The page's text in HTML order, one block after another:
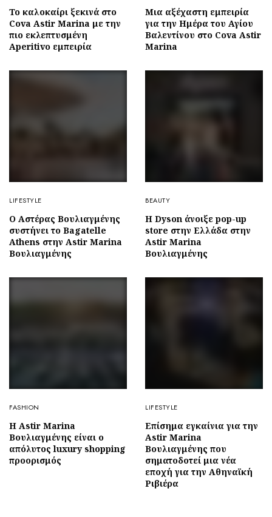
To καλοκαίρι ξεκινά στο
Cova Astir Marina με την
πιο εκλεπτυσμένη
Aperitivo εμπειρία
Μια αξέχαστη εμπειρία
για την Ημέρα του Αγίου
Βαλεντίνου στο Cova Astir
Marina
LIFESTYLE
Ο Αστέρας Βουλιαγμένης
συστήνει το Bagatelle
Athens στην Astir Marina
Βουλιαγμένης
BEAUTY
Η Dyson άνοιξε pop-up
store στην Ελλάδα στην
Astir Marina
Bουλιαγμένης
FASHION
Η Astir Marina
Βουλιαγμένης είναι ο
απόλυτος luxury shopping
προορισμός
LIFESTYLE
Επίσημα εγκαίνια για την
Astir Marina
Βουλιαγμένης που
σηματοδοτεί μια νέα
εποχή για την Αθηναϊκή
Ριβιέρα